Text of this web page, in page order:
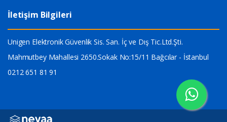
İletişim Bilgileri
Unigen Elektronik Güvenlik Sis. San. İç ve Dış Tic.Ltd.Şti.
Mahmutbey Mahallesi 2650.Sokak No:15/11 Bağcılar - İstanbul
0212 651 81 91